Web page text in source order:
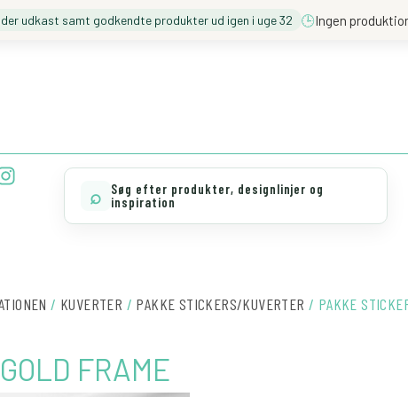
udkast samt godkendte produkter ud igen i uge 32 🕒Ingen
I
n
a
⌕
Søg efter produkter, designlinjer og
inspiration
/ KUVERTER / PAKKE STICKERS/KUVERTER / PAKKE
FRAME